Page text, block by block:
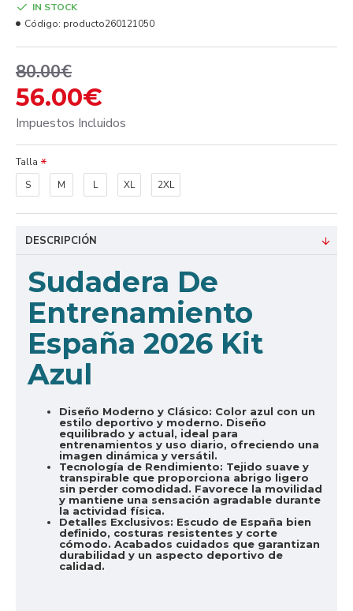
56.00€
80.00€
Impuestos Incluidos
IN STOCK
Código: producto260121050
Talla
S
M L XL 2XL
DESCRIPCIÓN
Sudadera De
Entrenamiento
España 2026 Kit
Azul
Diseño Moderno y Clásico: Color azul con un
estilo deportivo y moderno. Diseño
equilibrado y actual, ideal para
entrenamientos y uso diario, ofreciendo una
imagen dinámica y versátil.
Tecnología de Rendimiento: Tejido suave y
transpirable que proporciona abrigo ligero
sin perder comodidad. Favorece la movilidad
y mantiene una sensación agradable durante
la actividad física.
Detalles Exclusivos: Escudo de España bien
definido, costuras resistentes y corte
cómodo. Acabados cuidados que garantizan
durabilidad y un aspecto deportivo de
calidad.